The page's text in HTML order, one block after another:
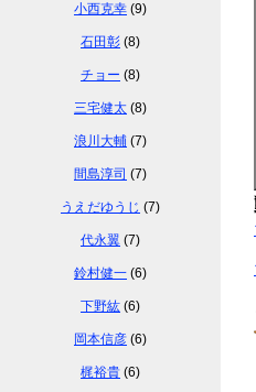
小西克幸 (9)
石田彰 (8)
チョー (8)
三宅健太 (8)
浪川大輔 (7)
間島淳司 (7)
うえだゆうじ (7)
代永翼 (7)
鈴村健一 (6)
下野紘 (6)
岡本信彦 (6)
梶裕貴 (6)